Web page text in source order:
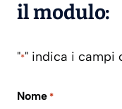
il modulo:
"*" indica i campi
Nome *